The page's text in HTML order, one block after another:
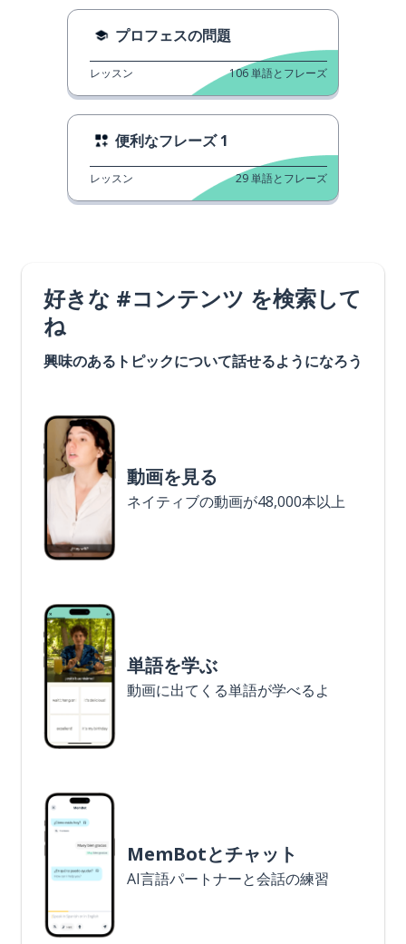
プロフェスの問題
レッスン 106単語とフレーズ
便利なフレーズ 1
レッスン 29単語とフレーズ
好きな #コンテンツ を検索して
ね
興味のあるトピックについて話せるようになろう
動画を見る
ネイティブの動画が48,000本以上
単語を学ぶ
動画に出てくる単語が学べるよ
MemBotとチャット
AI言語パートナーと会話の練習